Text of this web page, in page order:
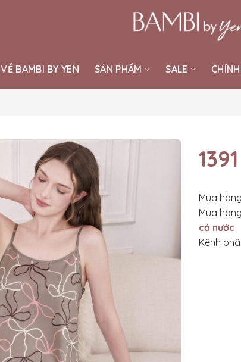
VỀ BAMBI BY YEN SẢN PHẨM SALE
1391
Mua
Mua
cả nước
Kênh